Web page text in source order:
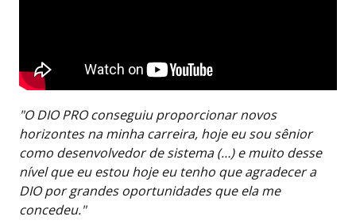
"O DIO PRO conseguiu proporcionar novos
horizontes na minha carreira, hoje eu sou sênior
como desenvolvedor de sistema (…) e muito desse
nível que eu estou hoje eu tenho que agradecer a
DIO por grandes oportunidades que ela me
concedeu."